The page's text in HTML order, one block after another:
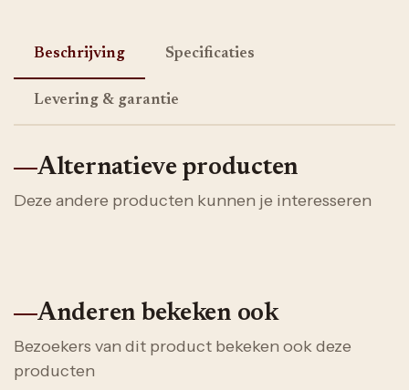
Beschrijving Specificaties
Levering & garantie
Alternatieve producten
Deze andere producten kunnen je interesseren
Anderen bekeken ook
Bezoekers van dit product bekeken ook deze
producten